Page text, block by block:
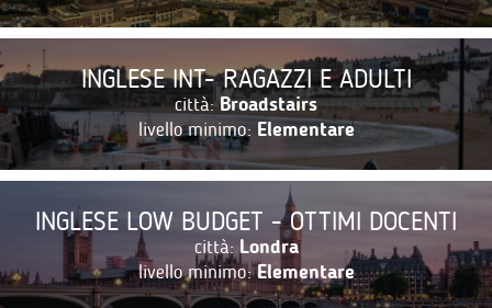
INGLESE INT- RAGAZZI E ADULTI
città:Broadstairs
livello minimo: Elementare
INGLESE LOW BUDGET - OTTIMI DOCENTI
città: Londra
livello minimo:Elementare